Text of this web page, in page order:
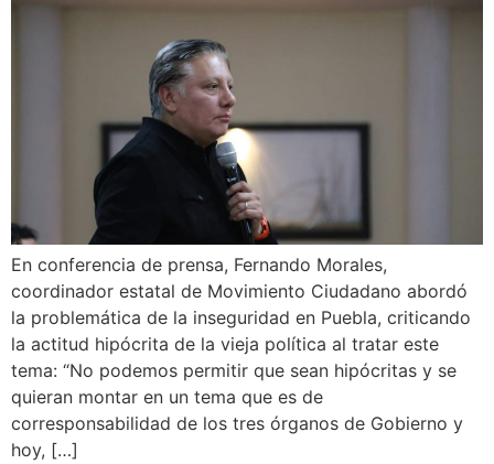
En conferencia de prensa, Fernando Morales,
coordinador estatal de Movimiento Ciudadano abordó
la problemática de la inseguridad en Puebla, criticando
la actitud hipócrita de la vieja política al tratar este
tema: “No podemos permitir que sean hipócritas y se
quieran montar en un tema que es de
corresponsabilidad de los tres órganos de Gobierno y
hoy, […]